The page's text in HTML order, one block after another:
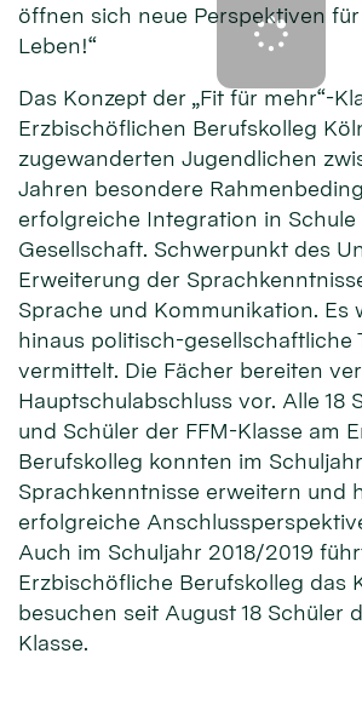
öffnen sich neue Perspektiven
Leben!“
Das Konzept der „Fit für mehr“-
Erzbischöflichen Berufskolleg
zugewanderten Jugendlichen
Jahren besondere
erfolgreiche Integration in Schule
Gesellschaft. Schwerpunkt des
Erweiterung der
Sprache und Kommunikation. Es
hinaus politisch-gesellschaftliche
vermittelt. Die Fächer bereiten
Hauptschulabschluss vor. Alle 18
und Schüler der FFM-Klasse am
Berufskolleg konnten im
Sprachkenntnisse erweitern und
erfolgreiche
Auch im Schuljahr 2018/2019
Erzbischöfliche Berufskolleg das
besuchen seit August 18 Schüler
Klasse.